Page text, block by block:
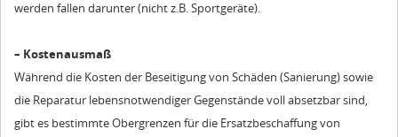
werden fallen darunter (nicht z.B. Sportgeräte).
– Kostenausmaß
Während die Kosten der Beseitigung von Schäden (Sanierung) sowie
die Reparatur lebensnotwendiger Gegenstände voll absetzbar sind,
gibt es bestimmte Obergrenzen für die Ersatzbeschaffung von